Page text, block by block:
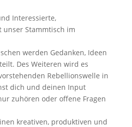
Interessierte,
Stammtisch im
werden Gedanken, Ideen
Des Weiteren wird es
Rebellionswelle in
dich und deinen Input
zuhören oder offene Fragen
kreativen, produktiven und